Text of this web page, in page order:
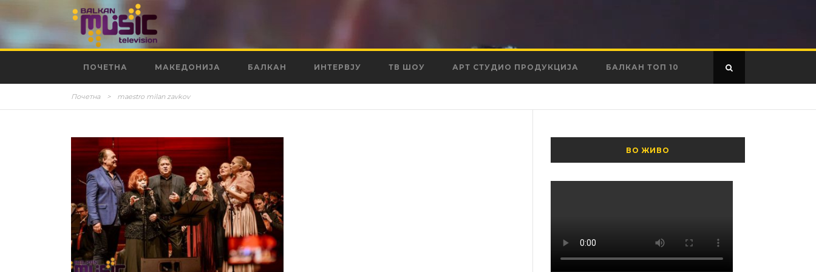
ПОЧЕТНА МАКЕДОНИЈА БАЛКАН ИНТЕРВЈУ ТВ ШОУ АРТ СТУДИО ПРОДУКЦИЈА БАЛКАН ТОП 10
Почетна > maestro milan zavkov
ВО ЖИВО